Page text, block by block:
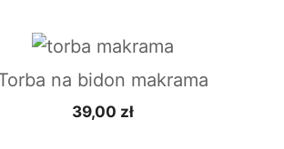
na bidon makrama
39,00 zł